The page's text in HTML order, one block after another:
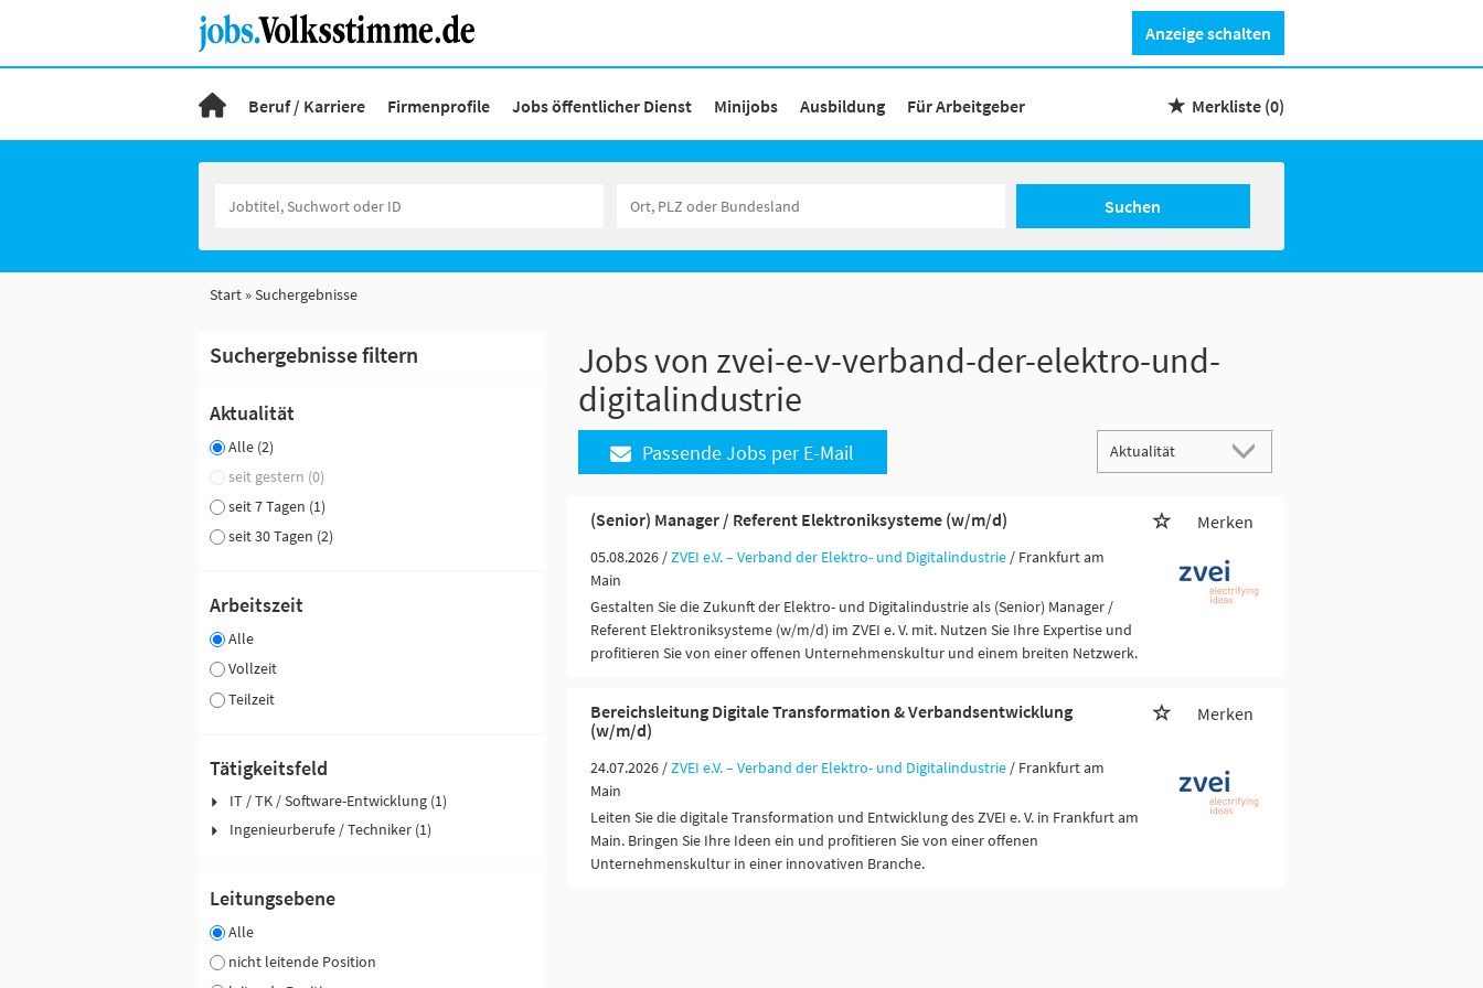
Anzeige schalten
Beruf / Karriere Firmenprofile Jobs öffentlicher Dienst Minijobs Ausbildung Für Arbeitgeber Merkliste (0)
Suchen
Start Suchergebnisse
Suchergebnisse filtern
Aktualität
Alle (2)
seit gestern (0)
seit 7 Tagen (1)
seit 30 Tagen (2)
Arbeitszeit
Alle
Vollzeit
Teilzeit
Tätigkeitsfeld
IT / TK / Software-Entwicklung (1)
Ingenieurberufe / Techniker (1)
Leitungsebene
Alle
nicht leitende Position
Jobs von zvei-e-v-verband-der-elektro-und-
digitalindustrie
Passende Jobs per E-Mail
(Senior) Manager / Referent Elektroniksysteme (w/m/d) Merken
05.08.2026 /ZVEI e.V. – Verband der Elektro- und Digitalindustrie / Frankfurt am
Main
Gestalten Sie die Zukunft der Elektro- und Digitalindustrie als (Senior) Manager /
Referent Elektroniksysteme (w/m/d) im ZVEI e. V. mit. Nutzen Sie Ihre Expertise und
profitieren Sie von einer offenen Unternehmenskultur und einem breiten Netzwerk.
Bereichsleitung Digitale Transformation & Verbandsentwicklung
(w/m/d)
Merken
24.07.2026 /ZVEI e.V. – Verband der Elektro- und Digitalindustrie / Frankfurt am
Main
Leiten Sie die digitale Transformation und Entwicklung des ZVEI e. V. in Frankfurt am
Main. Bringen Sie Ihre Ideen ein und profitieren Sie von einer offenen
Unternehmenskultur in einer innovativen Branche.